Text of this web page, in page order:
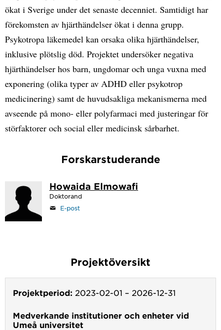
ökat i Sverige under det senaste decenniet. Samtidigt har
förekomsten av hjärthändelser ökat i denna grupp.
Psykotropa läkemedel kan orsaka olika hjärthändelser,
inklusive plötslig död. Projektet undersöker negativa
hjärthändelser hos barn, ungdomar och unga vuxna med
exponering (olika typer av ADHD eller psykotrop
medicinering) samt de huvudsakliga mekanismerna med
avseende på mono- eller polyfarmaci med justeringar för
störfaktorer och social eller medicinsk sårbarhet.
Forskarstuderande
Howaida Elmowafi
Doktorand
E-post
Projektöversikt
Projektperiod: 2023-02-01 – 2026-12-31
Medverkande institutioner och enheter vid
Umeå universitet